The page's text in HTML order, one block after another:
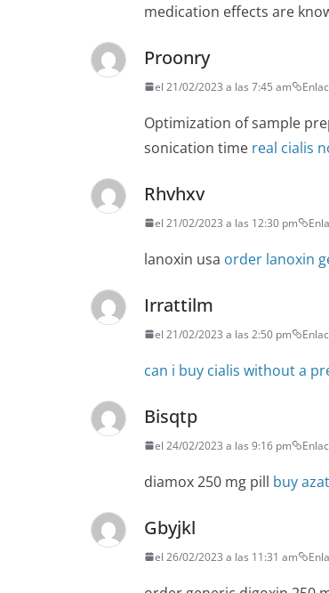
medication effects are
Proonry
el 21/02/2023 a las 7:45 am
Optimization of sample
sonication time real cialis
Rhvhxv
el 21/02/2023 a las 12:30 pm
lanoxin usa order lanoxin
Irrattilm
el 21/02/2023 a las 2:50 pm
can i buy cialis without a
Bisqtp
el 24/02/2023 a las 9:16 pm
diamox 250 mg pill buy
Gbyjkl
el 26/02/2023 a las 11:31 am